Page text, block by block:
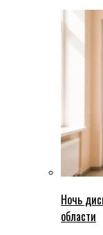
Ночь
области